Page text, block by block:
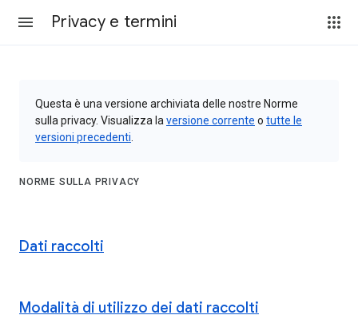
Privacy e termini
Questa è una versione archiviata delle nostre Norme
sulla privacy. Visualizza la versione corrente o tutte le
versioni precedenti
NORME SULLA PRIVACY
Dati raccolti
Modalità di utilizzo dei dati raccolti